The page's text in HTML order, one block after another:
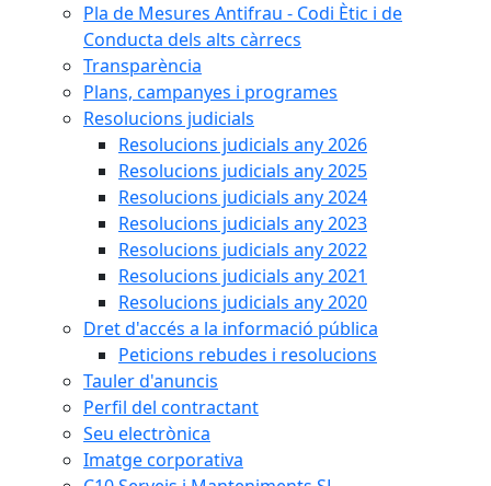
Pla de Mesures Antifrau - Codi Ètic i de
Conducta dels alts càrrecs
Transparència
Plans, campanyes i programes
Resolucions judicials
Resolucions judicials any 2026
Resolucions judicials any 2025
Resolucions judicials any 2024
Resolucions judicials any 2023
Resolucions judicials any 2022
Resolucions judicials any 2021
Resolucions judicials any 2020
Dret d'accés a la informació pública
Peticions rebudes i resolucions
Tauler d'anuncis
Perfil del contractant
Seu electrònica
Imatge corporativa